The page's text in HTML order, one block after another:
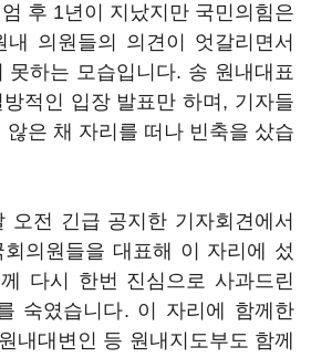
후 1년이 지났지만 국민의힘은
의원들의 의견이 엇갈리면서
못하는 모습입니다. 송 원내대표
적인 입장 발표만 하며, 기자들
않은 채 자리를 떠나 빈축을 샀습
오전 긴급 공지한 기자회견에서
의원들을 대표해 이 자리에 섰
다시 한번 진심으로 사과드린
숙였습니다. 이 자리에 함께한
내대변인 등 원내지도부도 함께